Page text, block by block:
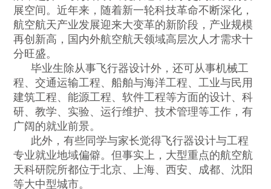
展空间。近年来，随着新一轮科技革命不断深化，
航空航天产业发展迎来大变革的新阶段，产业规模
再创新高，国内外航空航天领域高层次人才需求十
分旺盛。
毕业生除从事飞行器设计外，还可从事机械工
程、交通运输工程、船舶与海洋工程、工业与民用
建筑工程、能源工程、软件工程等方面的设计、科
研、教学、实验、运行维护、技术管理等工作，有
广阔的就业前景。
此外，有些同学与家长觉得飞行器设计与工程
专业就业地域偏僻。但事实上，大型重点的航空航
天科研院所都位于北京、上海、西安、成都、沈阳
等大中型城市。